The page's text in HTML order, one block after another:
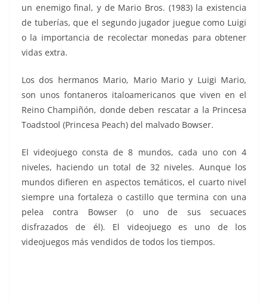
un enemigo final, y de Mario Bros. (1983) la existencia
de tuberías, que el segundo jugador juegue como Luigi
o la importancia de recolectar monedas para obtener
vidas extra.
Los dos hermanos Mario, Mario Mario y Luigi Mario,​
son unos fontaneros italoamericanos que viven en el
Reino Champiñón, donde deben rescatar a la Princesa
Toadstool (Princesa Peach) del malvado Bowser.
El videojuego consta de 8 mundos, cada uno con 4
niveles, haciendo un total de 32 niveles. Aunque los
mundos difieren en aspectos temáticos, el cuarto nivel
siempre una fortaleza o castillo que termina con una
pelea contra Bowser (o uno de sus secuaces
disfrazados de él).​ El videojuego es uno de los
videojuegos más vendidos de todos los tiempos.